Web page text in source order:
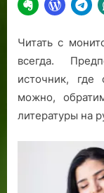
Читать с
всегда.
источник, где
можно,
литературы на